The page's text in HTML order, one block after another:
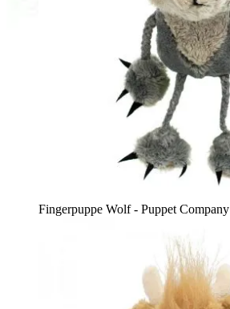
Fingerpuppe Wolf - Puppet Company